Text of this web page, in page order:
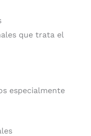
que trata el
especialmente